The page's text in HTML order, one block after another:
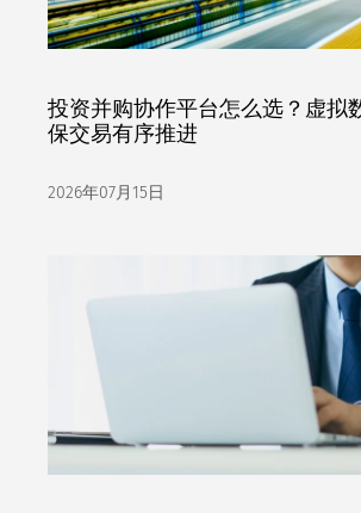
投资并购协作平台怎么选？虚拟
保交易有序推进
2026年07月15日